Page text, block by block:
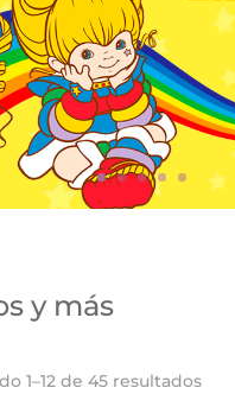
y más
1–12 de 45 resultados